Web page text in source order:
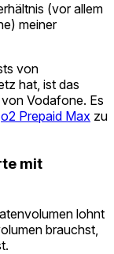
(vor allem
meiner
von
hat, ist das
Vodafone. Es
o2 Prepaid Max zu
mit
lohnt
brauchst,